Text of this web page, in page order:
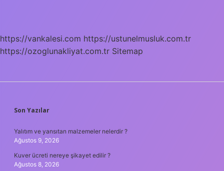
https://vankalesi.com https://ustunelmusluk.com.tr
https://ozoglunakliyat.com.tr Sitemap
SIDEBAR
Son Yazılar
Yalıtım ve yansıtan malzemeler nelerdir ?
Ağustos 9, 2026
Kuver ücreti nereye şikayet edilir ?
Ağustos 8, 2026